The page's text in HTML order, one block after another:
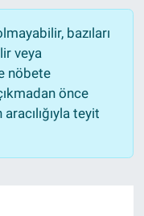
bazıları
veya
nöbete
önce
teyit